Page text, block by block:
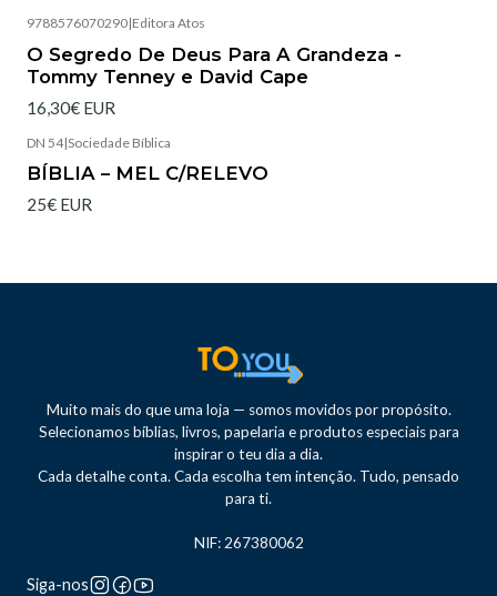
9788576070290|Editora Atos
O Segredo De Deus Para A Grandeza -
Tommy Tenney e David Cape
16,30€ EUR
DN 54|Sociedade Bíblica
BÍBLIA – MEL C/RELEVO
25€ EUR
Muito mais do que uma loja — somos movidos por propósito.
Selecionamos bíblias, livros, papelaria e produtos especiais para
inspirar o teu dia a dia.
Cada detalhe conta. Cada escolha tem intenção. Tudo, pensado
para ti.
NIF: 267380062
Siga-nos